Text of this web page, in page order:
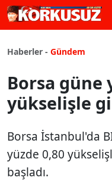
Haberler - Gündem
Borsa güne
yükselişle
Borsa İstanbul'da
yüzde 0,80
başladı.